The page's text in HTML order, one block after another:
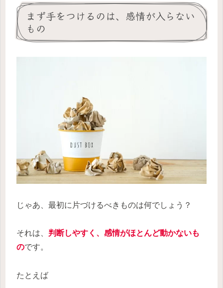
まず手をつけるのは、感情が入らない
もの
じゃあ、最初に片づけるべきものは何でしょう？
それは、 判断しやすく 、感情がほとんど動かないも
のです。
たとえば